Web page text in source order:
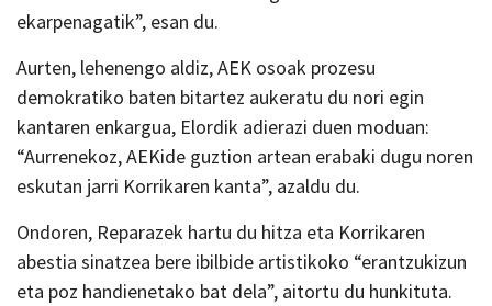
ekarpenagatik”, esan du.
Aurten, lehenengo aldiz, AEK osoak prozesu
demokratiko baten bitartez aukeratu du nori egin
kantaren enkargua, Elordik adierazi duen moduan:
“Aurrenekoz, AEKide guztion artean erabaki dugu noren
eskutan jarri Korrikaren kanta”, azaldu du.
Ondoren, Reparazek hartu du hitza eta Korrikaren
abestia sinatzea bere ibilbide artistikoko “erantzukizun
eta poz handienetako bat dela”, aitortu du hunkituta.